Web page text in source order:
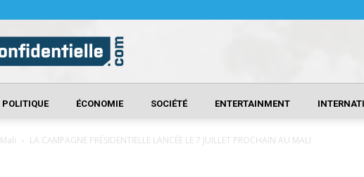
POLITIQUE ÉCONOMIE SOCIÉTÉ ENTERTAINMENT
Mali LA CAMPAGNE PRÉSIDENTIELLE LANCÉE LE 7 JUILLET PROCHAIN AU MALI